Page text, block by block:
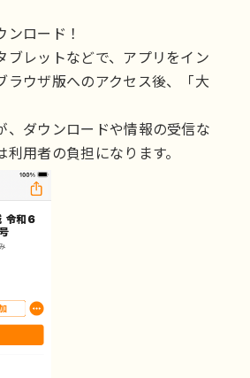
ンロード！
ブレットなどで、アプリをイン
ラウザ版へのアクセス後、「大
、ダウンロードや情報の受信な
利用者の負担になります。